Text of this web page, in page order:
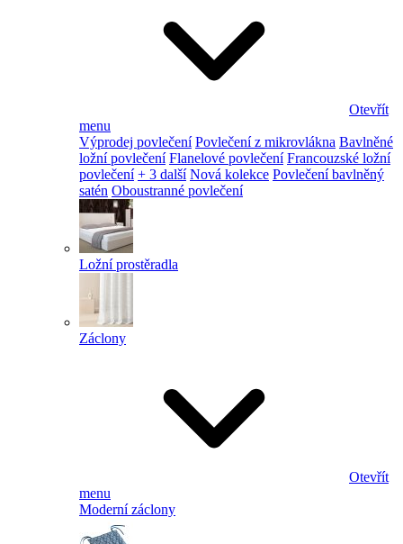
Otevřít
menu
Výprodej povlečení Povlečení z mikrovlákna Bavlněné
ložní povlečení Flanelové povlečení Francouzské ložní
povlečení + 3 další Nová kolekce Povlečení bavlněný
satén Oboustranné povlečení
Ložní prostěradla
Záclony
Otevřít
menu
Moderní záclony